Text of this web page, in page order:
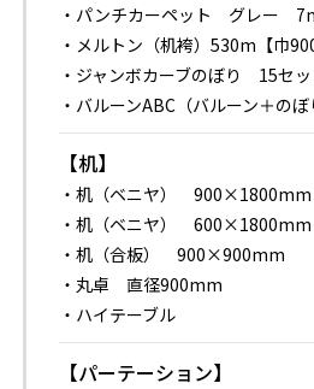
・パンチカーペット グレー
・メルトン（机袴）530m【巾
・ジャンボカーブのぼり 15セッ
・バルーンABC（バルーン＋の
【机】
・机（ベニヤ）
・机（ベニヤ）
・机（合板） 900×900mm
・丸卓 直径900mm
・ハイテーブル
【パーテーション】